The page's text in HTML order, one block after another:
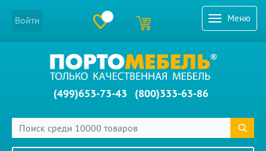
Меню
Войти
(499)653-73-43 (800)333-63-86